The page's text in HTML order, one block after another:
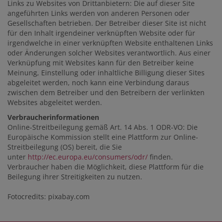
Links zu Websites von Drittanbietern: Die auf dieser Site
angeführten Links werden von anderen Personen oder
Gesellschaften betrieben. Der Betreiber dieser Site ist nicht
für den Inhalt irgendeiner verknüpften Website oder für
irgendwelche in einer verknüpften Website enthaltenen Links
oder Änderungen solcher Websites verantwortlich. Aus einer
Verknüpfung mit Websites kann für den Betreiber keine
Meinung, Einstellung oder inhaltliche Billigung dieser Sites
abgeleitet werden, noch kann eine Verbindung daraus
zwischen dem Betreiber und den Betreibern der verlinkten
Websites abgeleitet werden.
Verbraucherinformationen
Online-Streitbeilegung gemäß Art. 14 Abs. 1 ODR-VO: Die
Europäische Kommission stellt eine Plattform zur Online-
Streitbeilegung (OS) bereit, die Sie
unter http://ec.europa.eu/consumers/odr/ finden.
Verbraucher haben die Möglichkeit, diese Plattform für die
Beilegung ihrer Streitigkeiten zu nutzen.
Fotocredits: pixabay.com